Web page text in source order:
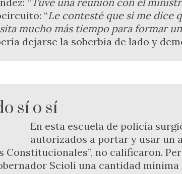
“Le contesté que si me dice
mucho más tiempo para formar
dejarse la soberbia de lado y
sí o sí
En esta escuela de policía
autorizados a portar y usar un
Constitucionales”, no calificaron.
Scioli una cantidad mínima